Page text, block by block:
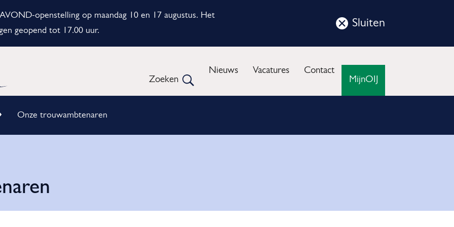
openstelling op maandag 10 en 17 augustus. Het
geopend tot 17.00 uur.
Sluiten
Sluit
op
Zoeken
Nieuws Vacatures
Contact
MijnOIJ
Onze trouwambtenaren